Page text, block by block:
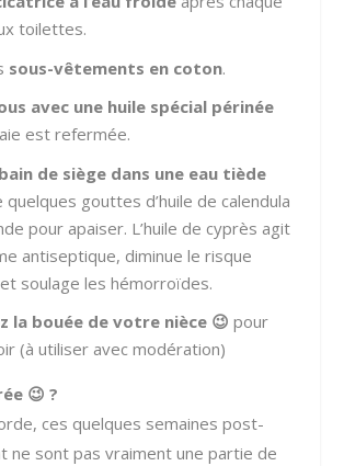
toilettes.
sous-vêtements en coton.
avec une huile spécial périnée
est refermée.
de siège dans une eau tiède
gouttes d’huile de calendula
pour apaiser. L’huile de cyprès agit
antiseptique, diminue le risque
et soulage les hémorroïdes.
la bouée de votre nièce 😉 pour
(à utiliser avec modération)
😉 ?
ces quelques semaines post-
ne sont pas vraiment une partie de